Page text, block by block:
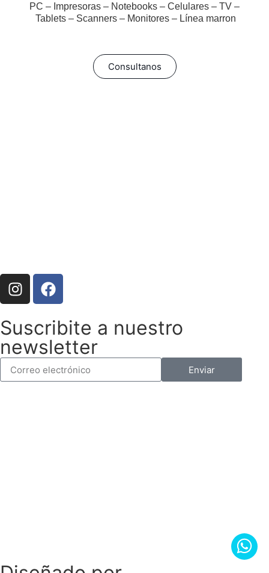
PC – Impresoras – Notebooks – Celulares – TV –
Tablets – Scanners – Monitores – Línea marron
Consultanos
Suscribite a nuestro
newsletter
Enviar